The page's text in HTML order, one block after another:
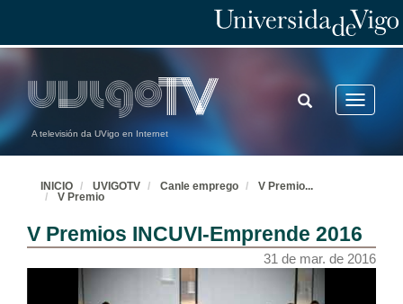
A televisión da UVigo en Internet
Toggle
TOGGLE
SEARCH
INICIO UVIGOTV Canle emprego V Premio...
V Premio
V Premios INCUVI-Emprende 2016
31 de mar. de 2016